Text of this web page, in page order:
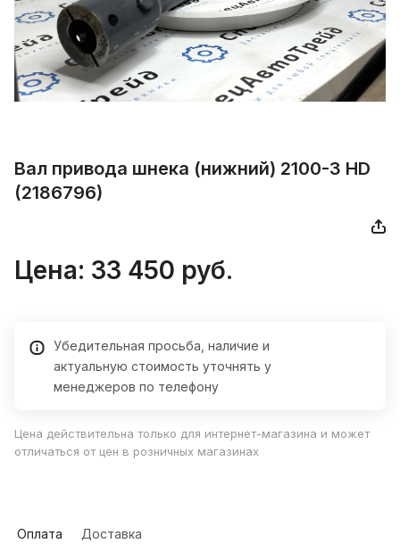
Вал привода шнека (нижний) 2100-3 HD
(2186796)
Цена: 33 450 руб.
Убедительная просьба, наличие и
актуальную стоимость уточнять у
менеджеров по телефону
Цена действительна только для интернет-магазина и может
отличаться от цен в розничных магазинах
Оплата Доставка